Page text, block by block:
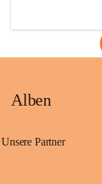
Alben
Unsere Partner